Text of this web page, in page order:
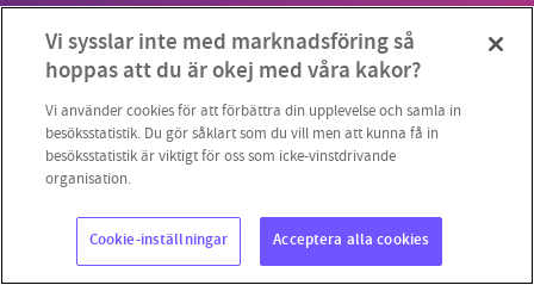
Copyright 2023 © Supermiljöbloggen Cookieinställningar
Stötta vårt arbete genom att swisha en slant till
1231368703
Läs vad vi vill göra
Vi sysslar inte med marknadsföring så
hoppas att du är okej med våra kakor?
Vi använder cookies för att förbättra din upplevelse och samla in
besöksstatistik. Du gör såklart som du vill men att kunna få in
besöksstatistik är viktigt för oss som icke-vinstdrivande
organisation.
Cookie-inställningar Acceptera alla cookies